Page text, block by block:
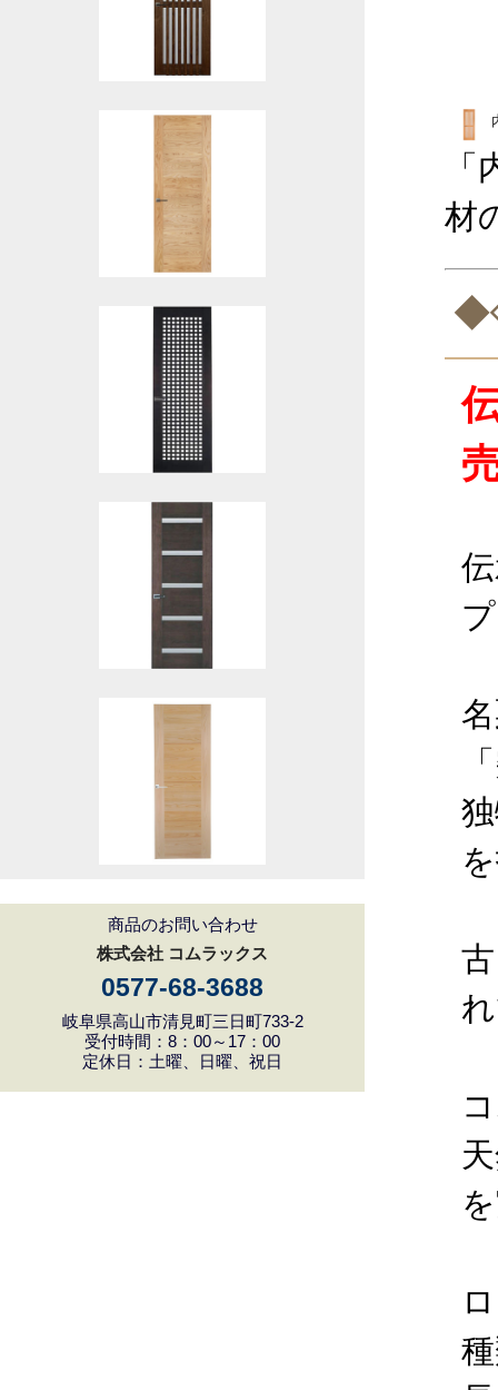
商品のお問い合わせ
株式会社 コムラックス
0577-68-3688
岐阜県高山市清見町三日町733-2
受付時間：8：00～17：00
定休日：土曜、日曜、祝日
材